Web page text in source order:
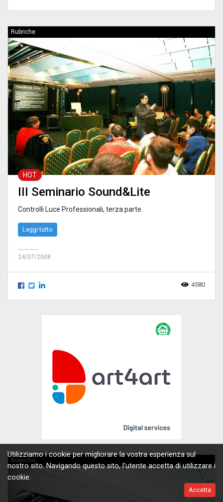
Utilizziamo i cookie per migliorare la vostra esperienza sul
nostro sito. Navigando questo sito, l'utente accetta di utilizzare i
cookie.
Accetta
Rubriche
HOT
III Seminario Sound&Lite
Controlli Luce Professionali, terza parte.
Leggi tutto
24/07/2008
4580
Rubriche